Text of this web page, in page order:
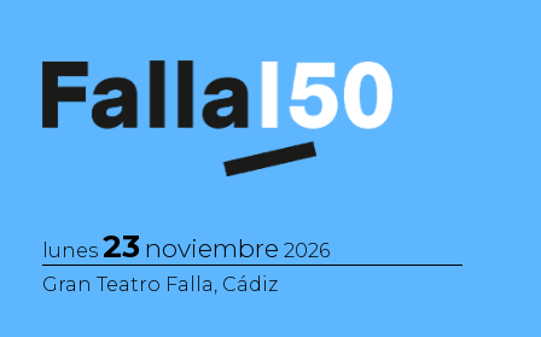
Navegación principal
lunes 23 noviembre 2026
Gran Teatro Falla, Cádiz